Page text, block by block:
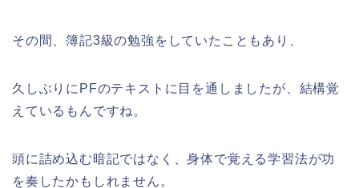
その間、簿記3級の勉強をしていたこともあり、
久しぶりにPFのテキストに目を通しましたが、結構覚
えているもんですね。
頭に詰め込む暗記ではなく、身体で覚える学習法が功
を奏したかもしれません。